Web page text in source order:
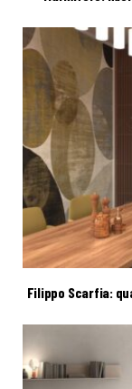
Filippo Scarfia: